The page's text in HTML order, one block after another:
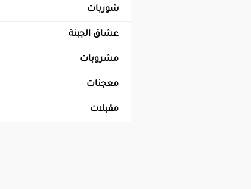
شوربات
عشاق الجبنة
مشروبات
ديتوكس
مشروبات باردة
معجنات
باستامقبلات